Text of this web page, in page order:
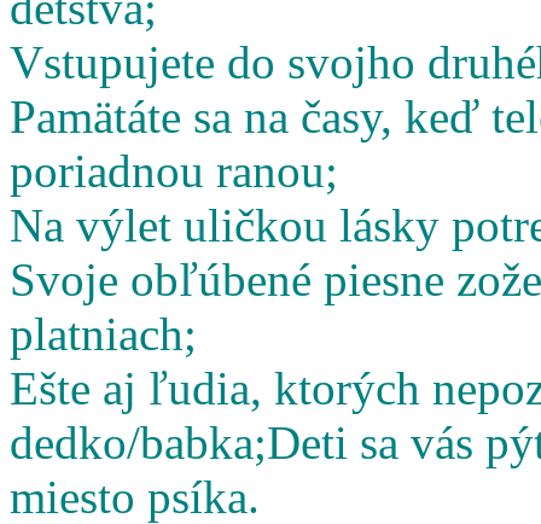
Vstupujete do svojho
Pamätáte sa na časy, keď
poriadnou ranou;
Na výlet uličkou lásky
Svoje obľúbené piesne
platniach;
Ešte aj ľudia, ktorých
dedko/babka;Deti sa vás
miesto psíka.